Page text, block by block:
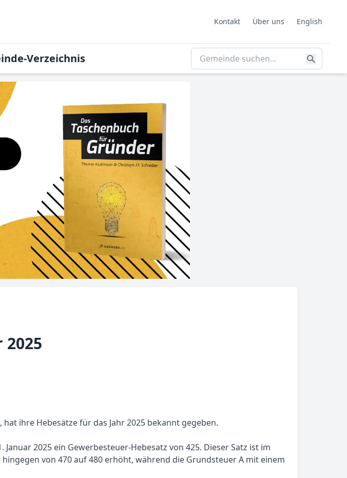
Kontakt Über uns English
Verzeichnis
ihre Hebesätze für das Jahr 2025 bekannt gegeben.
2025 ein Gewerbesteuer-Hebesatz von 425. Dieser Satz ist im
von 470 auf 480 erhöht, während die Grundsteuer A mit einem